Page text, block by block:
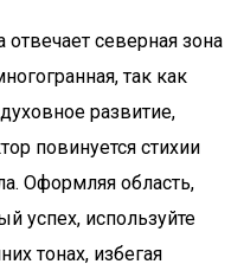
северная зона
так как
развитие,
повинуется стихии
Оформляя область,
успех, используйте
тонах, избегая